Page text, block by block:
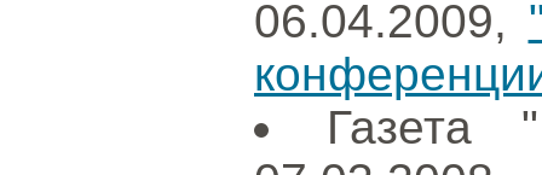
06.04.2009,
Газета